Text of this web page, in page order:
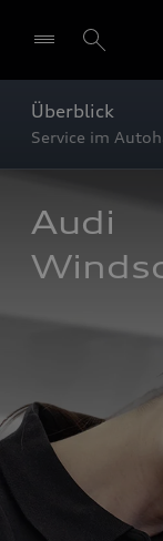
Überblick
Service im
Audi